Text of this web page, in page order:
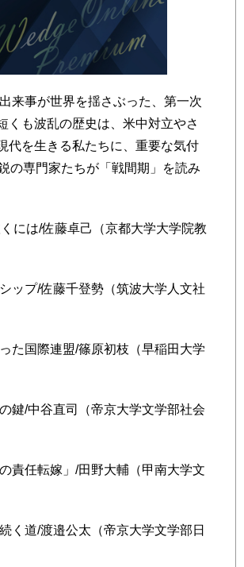
来事が世界を揺さぶった、第一次
くも波乱の歴史は、米中対立やさ
代を生きる私たちに、重要な気付
の専門家たちが「戦間期」を読み
には/佐藤卓己（京都大学大学院教
ップ/佐藤千登勢（筑波大学人文社
国際連盟/篠原初枝（早稲田大学
鍵/中谷直司（帝京大学文学部社会
責任転嫁」/田野大輔（甲南大学文
道/渡邉公太（帝京大学文学部日